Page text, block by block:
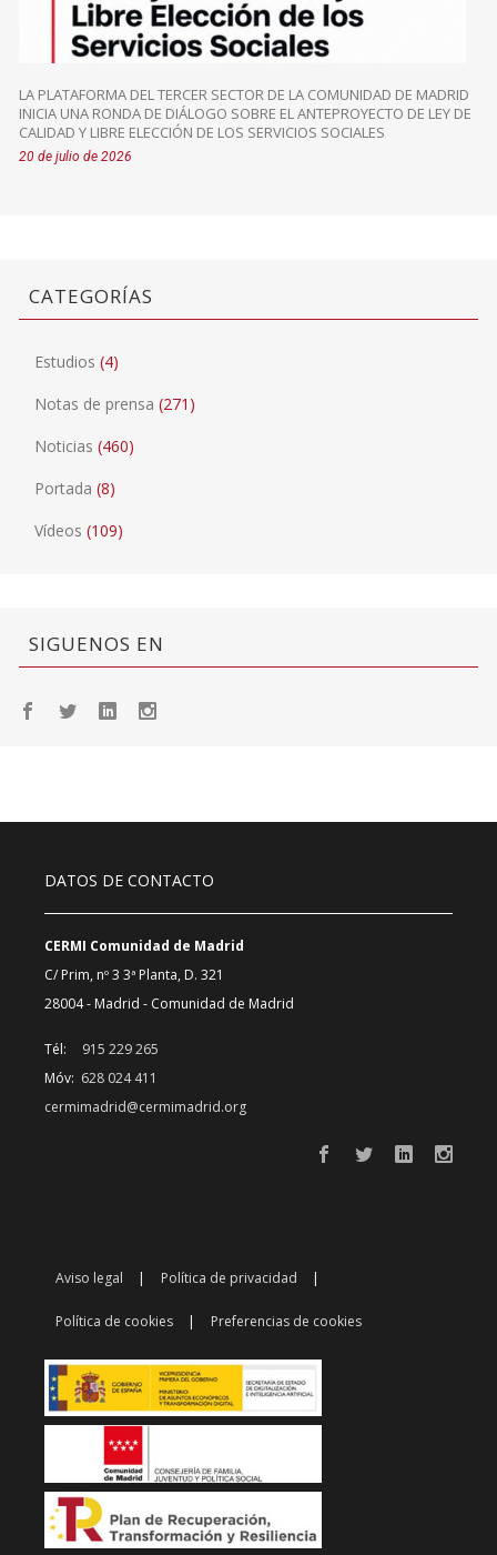
LA PLATAFORMA DEL TERCER SECTOR DE LA COMUNIDAD DE MADRID
INICIA UNA RONDA DE DIÁLOGO SOBRE EL ANTEPROYECTO DE LEY DE
CALIDAD Y LIBRE ELECCIÓN DE LOS SERVICIOS SOCIALES
20 de julio de 2026
CATEGORÍAS
Estudios (4)
Notas de prensa (271)
Noticias (460)
Portada (8)
Vídeos (109)
SIGUENOS EN
DATOS DE CONTACTO
CERMI Comunidad de Madrid
C/ Prim, nº 3 3ª Planta, D. 321
28004 - Madrid - Comunidad de Madrid
Tél:
915 229 265
Móv: 628 024 411
cermimadrid@cermimadrid.org
Aviso legal Política de privacidad
Política de cookies Preferencias de cookies